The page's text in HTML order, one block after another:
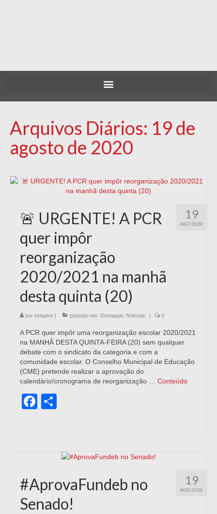
Arquivos Diários: 19 de
agosto de 2020
19
AGO 2020
🚨 URGENTE! A PCR
quer impôr
reorganização
2020/2021 na manhã
desta quinta (20)
por simpere | postado em: Destaque Notícias | 0
A PCR quer impôr uma reorganização escolar 2020/2021
na MANHÃ DESTA QUINTA-FEIRA (20) sem qualquer
debate com o sindicato da categoria e com a
comunidade escolar. O Conselho Municipal de Educação
(CME) pretende realizar a aprovação do
calendário/cronograma de reorganização … Conteúdo
Facebook
19
AGO 2020
#AprovaFundeb no
Senado!